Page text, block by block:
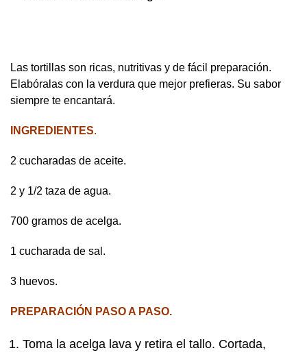
Las tortillas son ricas, nutritivas y de fácil preparación.
Elabóralas con la verdura que mejor prefieras. Su sabor
siempre te encantará.
INGREDIENTES.
2 cucharadas de aceite.
2 y 1/2 taza de agua.
700 gramos de acelga.
1 cucharada de sal.
3 huevos.
PREPARACIÓN PASO A PASO.
Toma la acelga lava y retira el tallo. Cortada,